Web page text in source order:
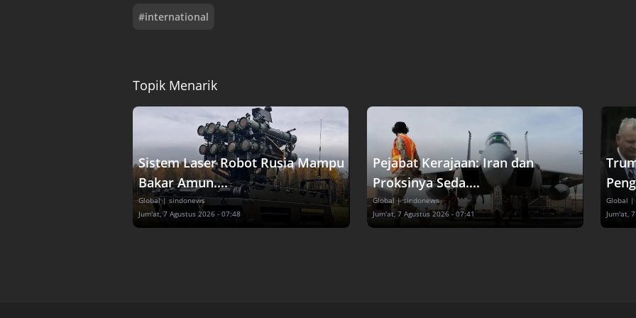
#international
Topik Menarik
Sistem Laser Robot Rusia Mampu
Bakar Amun....
Global | sindonews
Jum'at, 7 Agustus 2026 - 07:48
Pejabat Kerajaan: Iran dan
Proksinya Seda....
Global | sindonews
Jum'at, 7 Agustus 2026 - 07:41
Global |
Jum'at,